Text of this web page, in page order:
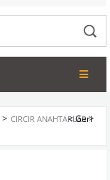
> CIRCIR ANAHTARLAR>